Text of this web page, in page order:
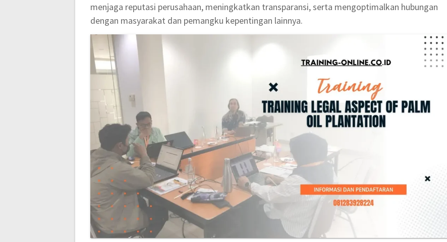
menjaga reputasi perusahaan, meningkatkan transparansi, serta mengoptimalkan hubungan
dengan masyarakat dan pemangku kepentingan lainnya.